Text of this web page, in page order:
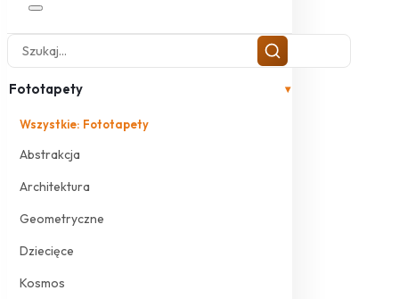
Fototapety ▾
Wszystkie: Fototapety
Abstrakcja
Architektura
Geometryczne
Dziecięce
Kosmos